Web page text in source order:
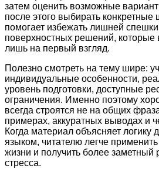
затем оценить возможные
после этого выбирать
помогает избежать лишней
поверхностных решений, которые
лишь на первый взгляд.
Полезно смотреть на тему шире:
индивидуальные особенности,
уровень подготовки, доступные
ограничения. Именно поэтому
всегда строятся не на общих
примерах, аккуратных выводах и
Когда материал объясняет логику
языком, читателю легче
жизни и получить более заметный
стресса.